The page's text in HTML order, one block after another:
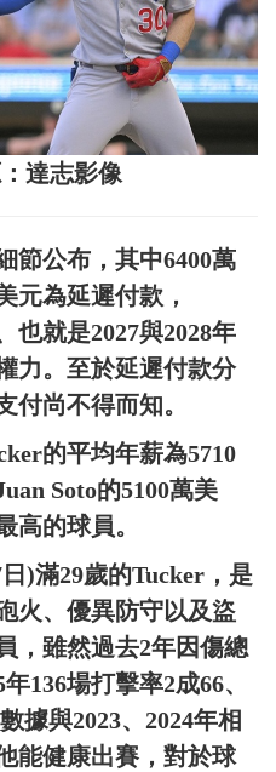
達志影像
節公布，其中6400萬
元為延遲付款，
也就是2027與2028年
力。至於延遲付款分
付尚不得而知。
的平均年薪為5710
Soto的5100萬美
高的球員。
)滿29歲的Tucker，是
火、優異防守以及盜
，雖然過去2年因傷總
136場打擊率2成66、
據與2023、2024年相
能健康出賽，對於球